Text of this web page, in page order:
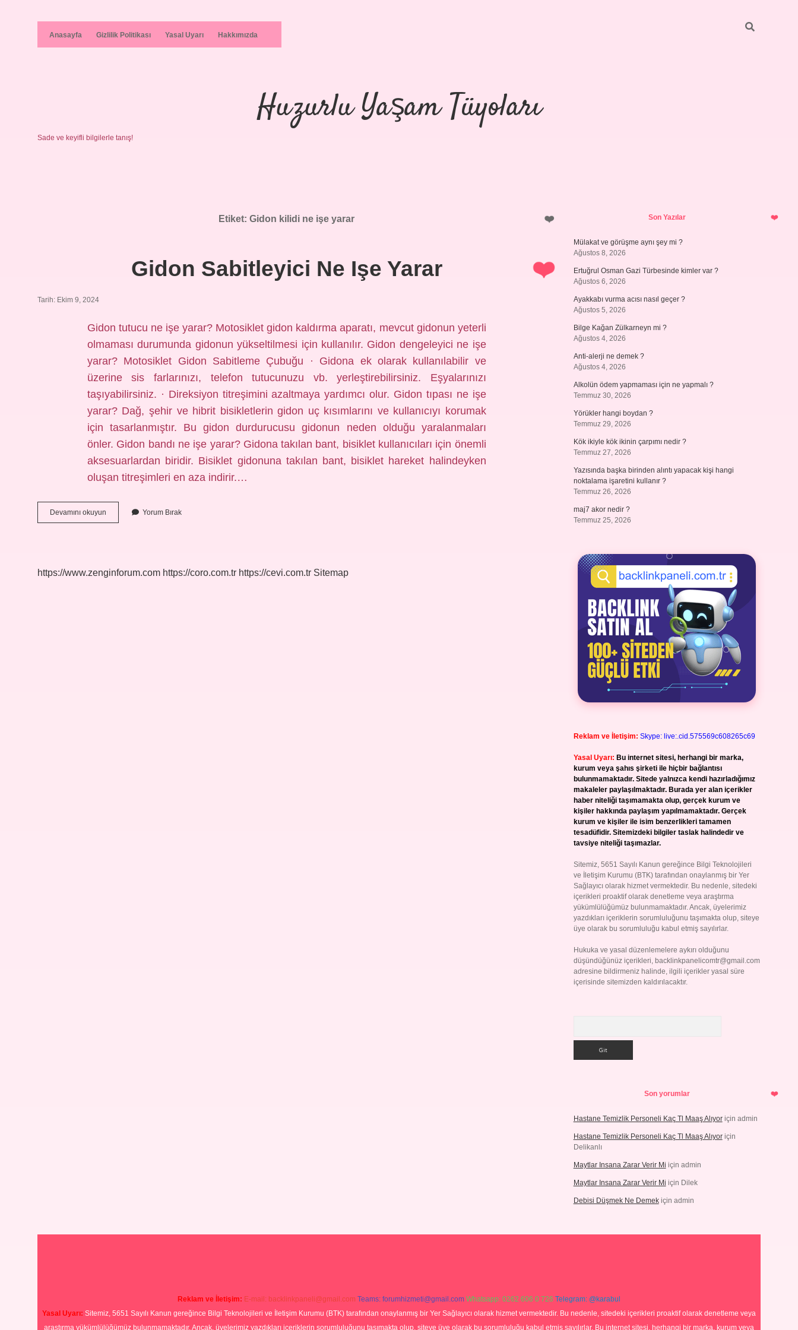
Anasayfa Gizlilik Politikası Yasal Uyarı Hakkımızda
Huzurlu Yaşam Tüyoları
Sade ve keyifli bilgilerle tanış!
Etiket:Gidon kilidi ne işe yarar
Gidon Sabitleyici Ne Işe Yarar
Tarih: Ekim 9, 2024
Gidon tutucu ne işe yarar? Motosiklet gidon kaldırma aparatı, mevcut gidonun yeterli
olmaması durumunda gidonun yükseltilmesi için kullanılır. Gidon dengeleyici ne işe
yarar? Motosiklet Gidon Sabitleme Çubuğu · Gidona ek olarak kullanılabilir ve
üzerine sis farlarınızı, telefon tutucunuzu vb. yerleştirebilirsiniz. Eşyalarınızı
taşıyabilirsiniz. · Direksiyon titreşimini azaltmaya yardımcı olur. Gidon tıpası ne işe
yarar? Dağ, şehir ve hibrit bisikletlerin gidon uç kısımlarını ve kullanıcıyı korumak
için tasarlanmıştır. Bu gidon durdurucusu gidonun neden olduğu yaralanmaları
önler. Gidon bandı ne işe yarar? Gidona takılan bant, bisiklet kullanıcıları için önemli
aksesuarlardan biridir. Bisiklet gidonuna takılan bant, bisiklet hareket halindeyken
oluşan titreşimleri en aza indirir.…
Devamını okuyun
Sabitleyici
Yorum Bırak
https://www.zenginforum.com https://coro.com.tr https://cevi.com.tr Sitemap
SidebarSon Yazılar
Mülakat ve görüşme aynı şey mi ?
Ağustos 8, 2026
Ertuğrul Osman Gazi Türbesinde kimler var ?
Ağustos 6, 2026
Ayakkabı vurma acısı nasıl geçer ?
Ağustos 5, 2026
Bilge Kağan Zülkarneyn mi ?
Ağustos 4, 2026
Anti-alerji ne demek ?
Ağustos 4, 2026
Alkolün ödem yapmaması için ne yapmalı ?
Temmuz 30, 2026
Yörükler hangi boydan ?
Temmuz 29, 2026
Kök ikiyle kök ikinin çarpımı nedir ?
Temmuz 27, 2026
Yazısında başka birinden alıntı yapacak kişi hangi
noktalama işaretini kullanır ?
Temmuz 26, 2026
maj7 akor nedir ?
Temmuz 25, 2026
Reklam ve İletişim: Skype: live:.cid.575569c608265c69
Yasal Uyarı: Bu internet sitesi, herhangi bir marka,
kurum veya şahıs şirketi ile hiçbir bağlantısı
bulunmamaktadır. Sitede yalnızca kendi hazırladığımız
makaleler paylaşılmaktadır. Burada yer alan içerikler
haber niteliği taşımamakta olup, gerçek kurum ve
kişiler hakkında paylaşım yapılmamaktadır. Gerçek
kurum ve kişiler ile isim benzerlikleri tamamen
tesadüfidir. Sitemizdeki bilgiler taslak halindedir ve
tavsiye niteliği taşımazlar.
Sitemiz, 5651 Sayılı Kanun gereğince Bilgi Teknolojileri
ve İletişim Kurumu (BTK) tarafından onaylanmış bir Yer
Sağlayıcı olarak hizmet vermektedir. Bu nedenle, sitedeki
içerikleri proaktif olarak denetleme veya araştırma
yükümlülüğümüz bulunmamaktadır. Ancak, üyelerimiz
yazdıkları içeriklerin sorumluluğunu taşımakta olup, siteye
üye olarak bu sorumluluğu kabul etmiş sayılırlar.
Hukuka ve yasal düzenlemelere aykırı olduğunu
düşündüğünüz içerikleri, backlinkpanelicomtr@gmail.com
adresine bildirmeniz halinde, ilgili içerikler yasal süre
içerisinde sitemizden kaldırılacaktır.
Son yorumlar
Hastane Temizlik Personeli Kaç Tl Maaş Alıyoriçin admin
Hastane Temizlik Personeli Kaç Tl Maaş Alıyoriçin
Delikanlı
Maytlar Insana Zarar Verir Mi için admin
Maytlar Insana Zarar Verir Mi için Dilek
Debisi Düşmek Ne Demekiçin admin
Reklam ve İletişim: E-mail: backlinkpaneli@gmail.com Teams: forumhizmeti@gmail.com Whatsapp: 0262 606 0 726 Telegram: @karabul
Yasal Uyarı: Sitemiz, 5651 Sayılı Kanun gereğince Bilgi Teknolojileri ve İletişim Kurumu (BTK) tarafından onaylanmış bir Yer Sağlayıcı olarak hizmet vermektedir. Bu nedenle, sitedeki içerikleri proaktif olarak denetleme veya
araştırma yükümlülüğümüz bulunmamaktadır. Ancak, üyelerimiz yazdıkları içeriklerin sorumluluğunu taşımakta olup, siteye üye olarak bu sorumluluğu kabul etmiş sayılırlar. Bu internet sitesi, herhangi bir marka, kurum veya